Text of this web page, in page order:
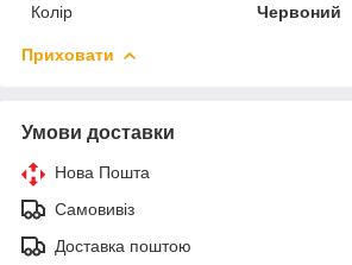
Колір
Червоний
Приховати
Умови доставки
Нова Пошта
Самовивіз
Доставка поштою